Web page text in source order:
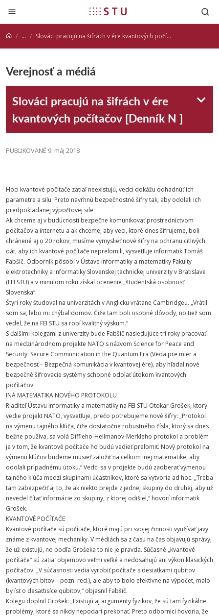
Prejsť na obsah
... Slováci pracujú na šifrách v ére kvantových počítačov [Denník N ]
Verejnosť a médiá
Slováci pracujú na šifrách v ére
kvantových počítačov [Denník N ]
PUBLIKOVANÉ 9. máj 2018
Hoci kvantové počítače zatiaľ neexistujú, vedci dokážu odhadnúť ich
parametre a silu. Preto navrhnú bezpečnostné šifry tak, aby odolali ich
predpokladanej výpočtovej sile
Ak chceme aj v budúcnosti bezpečne komunikovať prostredníctvom
počítačov a internetu a ak chceme, aby veci, ktoré dnes šifrujeme, boli
chránené aj o 20 rokov, musíme vymyslieť nové šifry na ochranu citlivých
dát, aby ich kvantové počítače neprelomili, vysvetľuje informatik Tomáš
Fabšič. Odborník pôsobí v Ústave informatiky a matematiky Fakulty
elektrotechniky a informatiky Slovenskej technickej univerzity v Bratislave
(FEI STU) a v minulom roku získal ocenenie „študentská osobnosť
Slovenska“.
Štyri roky študoval na univerzitách v Anglicku vrátane Cambridgeu. „Vrátil
som sa, lebo mi chýbal domov. Čiže tam boli osobné dôvody, no tiež som
vedel, že na FEI STU sa robí kvalitný výskum.“
S ďalšími kolegami z univerzity bude Fabšič nasledujúce tri roky pracovať
na medzinárodnom projekte NATO s názvom Science for Peace and
Security: Secure Communication in the Quantum Era (Veda pre mier a
bezpečnosť – Bezpečná komunikácia v kvantovej ére), aby hľadal nové
bezpečné šifrovacie systémy schopné odolať útokom kvantových
počítačov.
INÁ MATEMATIKA NOVÉHO PROTOKOLU
Riaditeľ Ústavu informatiky a matematiky na FEI STU Otokar Grošek, ktorý
vedie projekt NATO, vysvetľuje, prečo potrebujeme nové šifry: „Protokol
na výmenu tajného kľúča, čiže dostatočne robustného čísla, ktorý sa dnes
bežne používa, sa volá Diffieho-Hellmanov-Merkleho protokol a problém
je v tom, že kvantové počítače ho budú vedieť prelomiť. Nový protokol na
výmenu kľúčov budeme musieť založiť na celkom inej matematike, aby
odolali prípadnému útoku.“ Vedci sa v projekte budú zaoberať výmenou
tajného kľúča medzi skupinami účastníkov, ktoré sa vytvoria ad hoc. „Treba
tam zabezpečiť aj to, že ak niekto prejde z jednej skupiny do druhej, aby už
nevedel čítať informácie zo skupiny, z ktorej odišiel,“ hovorí informatik
Grošek.
KVANTOVÉ POČÍTAČE
Kvantové počítače sú počítače, ktoré majú pri svojej činnosti využívať javy
známe z kvantovej mechaniky. V médiách sa z času na čas objavujú správy,
že už existujú, no podľa Grošeka to nie je pravda. Súčasné „kvantové
počítače“ sú zatiaľ objemovo veľmi veľké a nedosahujú ani výkon klasických
počítačov. „V súčasnosti vedia vyrobiť počítače s desiatkami qubitov
(kvantových bitov – pozn. red.), ale aby to bolo efektívne na výpočet, malo
by ísť o desaťtisíce qubitov,“ objasnil Fabšič.
Kolegu doplnil Grošek: „Existujú aj argumenty fyzikov, že sú tam fyzikálne
problémy, ktoré sa nikdy nepodarí prekonať. Preto odborníci hovoria, že